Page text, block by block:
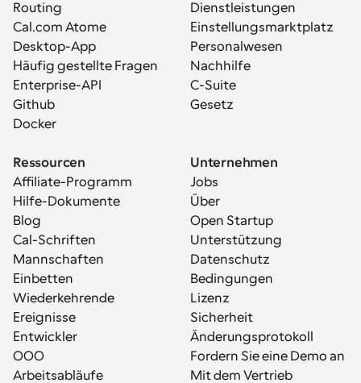
Routing
Cal.com Atome
Desktop-App
Häufig gestellte Fragen
Enterprise-API
Github
Docker
Dienstleistungen
Einstellungsmarktplatz
Personalwesen
Nachhilfe
C-Suite
Gesetz
Ressourcen
Affiliate-Programm
Hilfe-Dokumente
Blog
Cal-Schriften
Mannschaften
Einbetten
Wiederkehrende
Ereignisse
Entwickler
OOO
Arbeitsabläufe
Unternehmen
Jobs
Über
Open Startup
Unterstützung
Datenschutz
Bedingungen
Lizenz
Sicherheit
Änderungsprotokoll
Fordern Sie eine Demo an
Mit dem Vertrieb